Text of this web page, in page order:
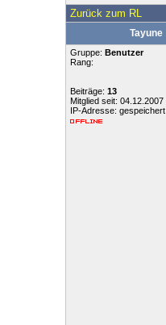
Zurück zum RL
Tayune
Gruppe: Benutzer
Rang:
Beiträge: 13
Mitglied seit: 04.12.2007
IP-Adresse: gespeichert